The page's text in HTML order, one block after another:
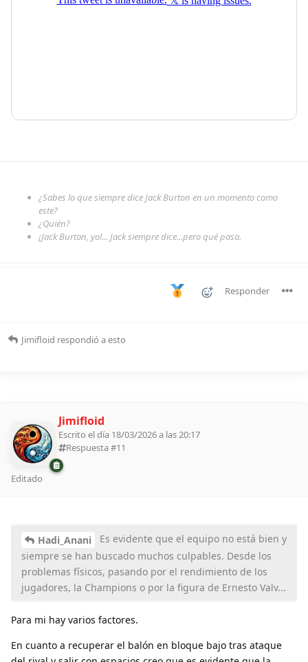
¿Sabes lo que siempre dice Jack Burton en un momento como
este?
¿Quién?
¡Jack Burton, yo!... Jack siempre dice...pero qué pasa.
Responder
Jimifloid respondió a esto
Jimifloid
Escrito el día 18/03/2026 a las 20:17
Respuesta #11
Editado
Hadi_Anani
Es evidente que el equipo no está bien y
siempre se han buscado muchos culpables. Desde los
problemas físicos, pasando por el rendimiento de los
jugadores, la Champions o por la figura de Ernesto Valv...
Para mi hay varios factores.
En cuanto a recuperar el balón en bloque bajo tras ataque